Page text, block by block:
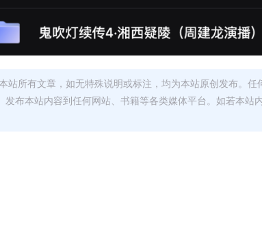
站所有文章，如无特殊说明或标注，均为本站原创发布。
发布本站内容到任何网站、书籍等各类媒体平台。如若本站